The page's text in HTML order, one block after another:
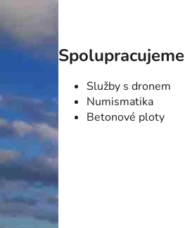
Spolupracujeme
Služby s dronem
Numismatika
Betonové ploty